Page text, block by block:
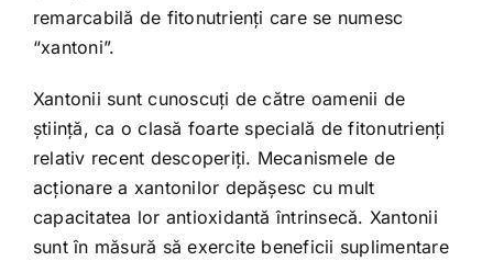
remarcabilă de fitonutrienţi care se numesc
“xantoni”.
Xantonii sunt cunoscuţi de către oamenii de
ştiinţă, ca o clasă foarte specială de fitonutrienţi
relativ recent descoperiţi. Mecanismele de
acţionare a xantonilor depăşesc cu mult
capacitatea lor antioxidantă întrinsecă. Xantonii
sunt în măsură să exercite beneficii suplimentare